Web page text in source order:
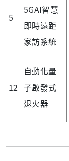
5
5GAI智慧
即時遠距
家訪系統
12
自動化量
子啟發式
退火器